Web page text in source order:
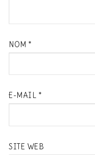
NOM *
E-MAIL *
SITE WEB